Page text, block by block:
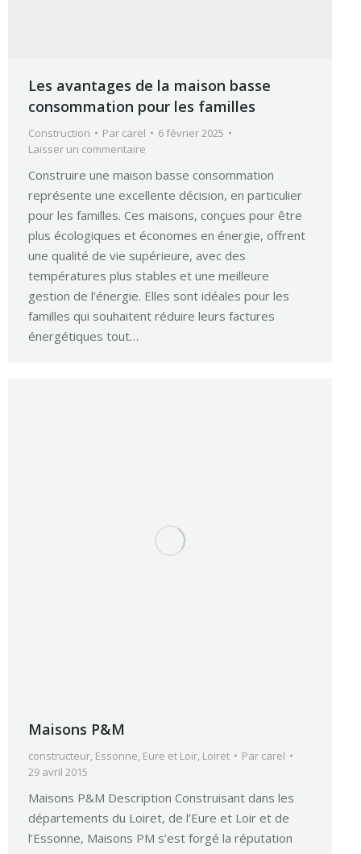
Les avantages de la maison basse
consommation pour les familles
Construction Par carel
6 février 2025
Laisser un commentaire
Construire une maison basse consommation
représente une excellente décision, en particulier
pour les familles. Ces maisons, conçues pour être
plus écologiques et économes en énergie, offrent
une qualité de vie supérieure, avec des
températures plus stables et une meilleure
gestion de l’énergie. Elles sont idéales pour les
familles qui souhaitent réduire leurs factures
énergétiques tout…
Maisons P&M
constructeur, Essonne, Eure et Loir, Loiret Par carel
29 avril 2015
Maisons P&M Description Construisant dans les
départements du Loiret, de l’Eure et Loir et de
l’Essonne, Maisons PM s’est forgé la réputation